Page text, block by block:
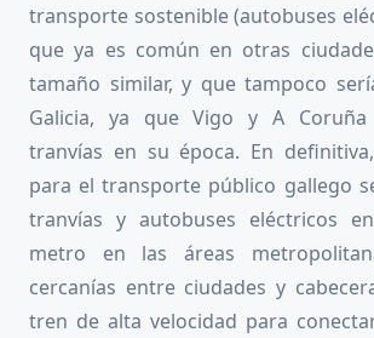
transporte sostenible (autobuses
que ya es común en otras
tamaño similar, y que tampoco
Galicia, ya que Vigo y A
tranvías en su época. En
para el transporte público gallego
tranvías y autobuses eléctricos
metro en las áreas
cercanías entre ciudades y
tren de alta velocidad para